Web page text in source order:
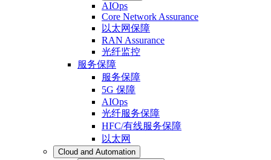
AIOps
Core Network Assurance
以太网保障
RAN Assurance
光纤监控
服务保障
服务保障
5G 保障
AIOps
光纤服务保障
HFC/有线服务保障
以太网
Cloud and Automation